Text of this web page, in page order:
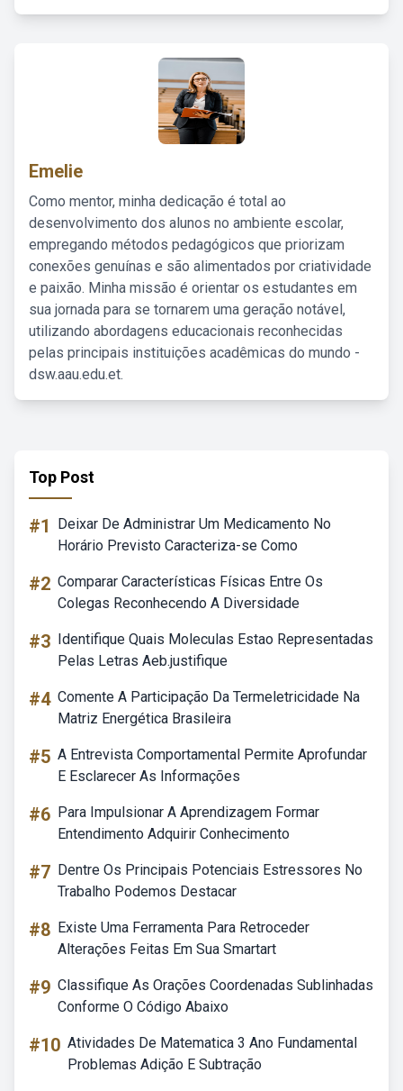
Emelie
Como mentor, minha dedicação é total ao
desenvolvimento dos alunos no ambiente escolar,
empregando métodos pedagógicos que priorizam
conexões genuínas e são alimentados por criatividade
e paixão. Minha missão é orientar os estudantes em
sua jornada para se tornarem uma geração notável,
utilizando abordagens educacionais reconhecidas
pelas principais instituições acadêmicas do mundo -
dsw.aau.edu.et.
Top Post
#1
Deixar De Administrar Um Medicamento No
Horário Previsto Caracteriza-se Como
#2 Comparar Características Físicas Entre Os
Colegas Reconhecendo A Diversidade
#3 Identifique Quais Moleculas Estao Representadas
Pelas Letras Aeb.justifique
#4 Comente A Participação Da Termeletricidade Na
Matriz Energética Brasileira
#5 A Entrevista Comportamental Permite Aprofundar
E Esclarecer As Informações
#6 Para Impulsionar A Aprendizagem Formar
Entendimento Adquirir Conhecimento
#7 Dentre Os Principais Potenciais Estressores No
Trabalho Podemos Destacar
#8 Existe Uma Ferramenta Para Retroceder
Alterações Feitas Em Sua Smartart
#9 Classifique As Orações Coordenadas Sublinhadas
Conforme O Código Abaixo
#10 Atividades De Matematica 3 Ano Fundamental
Problemas Adição E Subtração